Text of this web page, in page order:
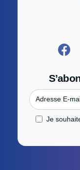
Adresse E-
Je